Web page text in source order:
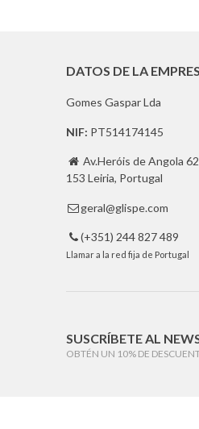
DATOS DE LA
Gomes Gaspar Lda
NIF: PT514174145
 Av.Heróis de Angola
153 Leiria, Portugal
 geral@glispe.com
 (+351) 244 827 489
Llamar a la red fija de Portugal
SUSCRÍBETE AL
OBTÉN UN 10% DE